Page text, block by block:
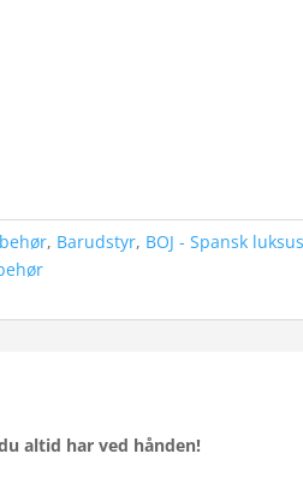
, Barudstyr, BOJ - Spansk luksus
altid har ved hånden!